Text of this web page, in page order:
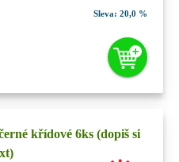
Sleva: 20,0 %
křídové 6ks (dopiš si